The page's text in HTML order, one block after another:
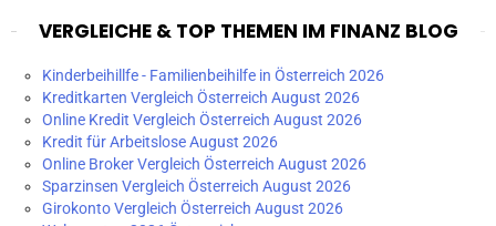
VERGLEICHE & TOP THEMEN IM FINANZ BLOG
Kinderbeihillfe - Familienbeihilfe in Österreich 2026
Kreditkarten Vergleich Österreich August 2026
Online Kredit Vergleich Österreich August 2026
Kredit für Arbeitslose August 2026
Online Broker Vergleich Österreich August 2026
Sparzinsen Vergleich Österreich August 2026
Girokonto Vergleich Österreich August 2026